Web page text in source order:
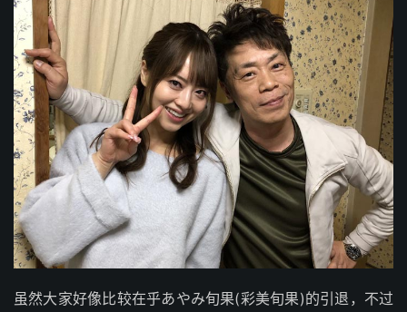
虽然大家好像比较在乎あやみ旬果(彩美旬果)的引退，不过